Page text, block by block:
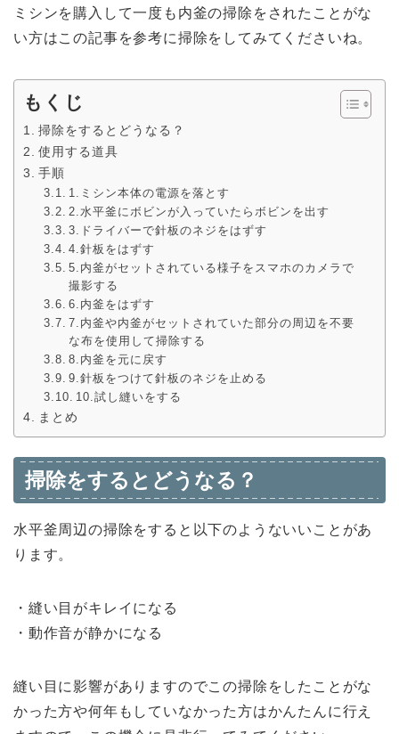
ミシンを購入して一度も内釜の掃除をされたことがな
い方はこの記事を参考に掃除をしてみてくださいね。
もくじ
掃除をするとどうなる？
使用する道具
手順
1.ミシン本体の電源を落とす
2.水平釜にボビンが入っていたらボビンを出す
3.ドライバーで針板のネジをはずす
4.針板をはずす
5.内釜がセットされている様子をスマホのカメラで
撮影する
6.内釜をはずす
7.内釜や内釜がセットされていた部分の周辺を不要
な布を使用して掃除する
8.内釜を元に戻す
9.針板をつけて針板のネジを止める
10.試し縫いをする
まとめ
掃除をするとどうなる？
水平釜周辺の掃除をすると以下のようないいことがあ
ります。
・縫い目がキレイになる
・動作音が静かになる
縫い目に影響がありますのでこの掃除をしたことがな
かった方や何年もしていなかった方はかんたんに行え